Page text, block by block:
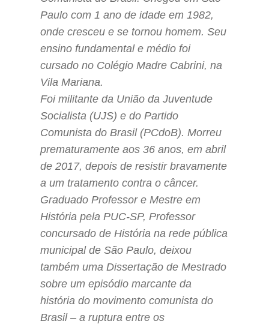
Paulo com 1 ano de idade em 1982,
onde cresceu e se tornou homem. Seu
ensino fundamental e médio foi
cursado no Colégio Madre Cabrini, na
Vila Mariana.
Foi militante da União da Juventude
Socialista (UJS) e do Partido
Comunista do Brasil (PCdoB). Morreu
prematuramente aos 36 anos, em abril
de 2017, depois de resistir bravamente
a um tratamento contra o câncer.
Graduado Professor e Mestre em
História pela PUC-SP, Professor
concursado de História na rede pública
municipal de São Paulo, deixou
também uma Dissertação de Mestrado
sobre um episódio marcante da
história do movimento comunista do
Brasil – a ruptura entre os